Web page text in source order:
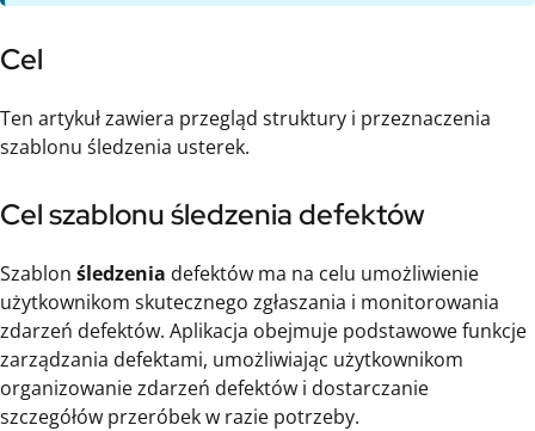
Cel
Ten artykuł zawiera przegląd struktury i przeznaczenia
szablonu śledzenia usterek.
Cel szablonu śledzenia defektów
Szablon śledzenia defektów ma na celu umożliwienie
użytkownikom skutecznego zgłaszania i monitorowania
zdarzeń defektów. Aplikacja obejmuje podstawowe funkcje
zarządzania defektami, umożliwiając użytkownikom
organizowanie zdarzeń defektów i dostarczanie
szczegółów przeróbek w razie potrzeby.